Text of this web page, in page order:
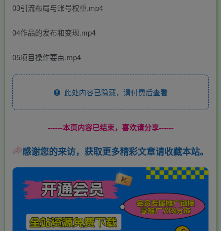
03引流布局与账号权重.mp4
04作品的发布和变现.mp4
05项目操作要点.mp4
此处内容已隐藏，请付费后查看
------本页内容已结束，喜欢请分享------
感谢您的来访，获取更多精彩文章请收藏本站。